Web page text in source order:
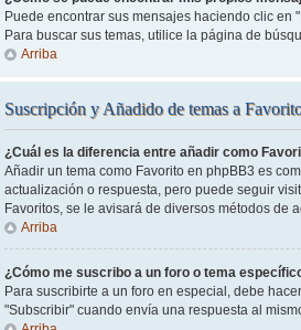
Puede encontrar sus mensajes haciendo clic en
Para buscar sus temas, utilice la página de
Arriba
Suscripción y Añadido de temas a
¿Cuál es la diferencia entre añadir como
Añadir un tema como Favorito en phpBB3 es
actualización o respuesta, pero puede seguir
Favoritos, se le avisará de diversos métodos de
Arriba
¿Cómo me suscribo a un foro o tema
Para suscribirte a un foro en especial, debe
"Subscribir" cuando envía una respuesta al